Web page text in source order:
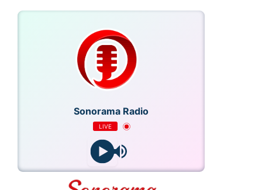
Sonorama Radio
LIVE